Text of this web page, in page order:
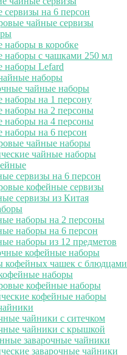
сервизы на 6 персон
чайные сервизы
наборы в коробке
наборы с чашками 250 мл
наборы Lefard
наборы
чайные наборы
наборы на 1 персону
наборы на 2 персоны
наборы на 4 персоны
наборы на 6 персон
чайные наборы
чайные наборы
сервизы на 6 персон
кофейные сервизы
сервизы из Китая
наборы на 2 персоны
наборы на 6 персон
наборы из 12 предметов
кофейные наборы
кофейных чашек с блюдцами
наборы
кофейные наборы
кофейные наборы
чайники с ситечком
чайники с крышкой
заварочные чайники
заварочные чайники